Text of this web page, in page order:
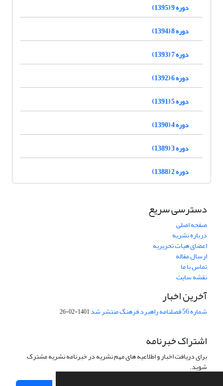
دوره 9 (1395)
دوره 8 (1394)
دوره 7 (1393)
دوره 6 (1392)
دوره 5 (1391)
دوره 4 (1390)
دوره 3 (1389)
دوره 2 (1388)
دسترسی سریع
صفحه اصلی
درباره نشریه
اعضای هیات تحریریه
ارسال مقاله
تماس با ما
نقشه سایت
آخرین اخبار
شماره 56 فصلنامه راهبرد فرهنگ منتشر شد 1401-02-26
اشتراک خبرنامه
برای دریافت اخبار و اطلاعیه های مهم نشریه در خبرنامه نشریه مشترک
شوید.